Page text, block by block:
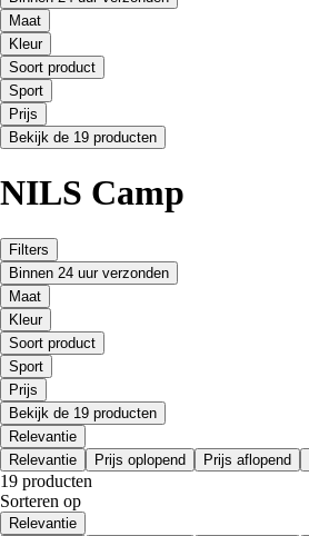
Maat
Kleur
Soort product
Sport
Prijs
Bekijk de 19 producten
NILS Camp
Filters
Binnen 24 uur verzonden
Maat
Kleur
Soort product
Sport
Prijs
Bekijk de 19 producten
Relevantie
Relevantie
Prijs oplopend Prijs aflopend
19 producten
Sorteren op
Relevantie